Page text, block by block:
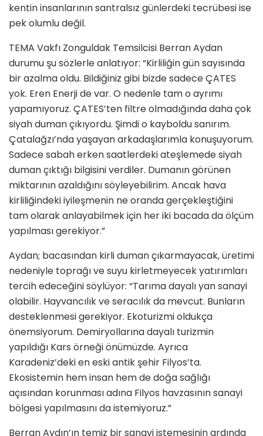
kentin insanlarının santralsız günlerdeki tecrübesi ise
pek olumlu değil.
TEMA Vakfı Zonguldak Temsilcisi Berran Aydan
durumu şu sözlerle anlatıyor: “Kirliliğin gün sayısında
bir azalma oldu. Bildiğiniz gibi bizde sadece ÇATES
yok. Eren Enerji de var. O nedenle tam o ayrımı
yapamıyoruz. ÇATES’ten filtre olmadığında daha çok
siyah duman çıkıyordu. Şimdi o kayboldu sanırım.
Çatalağzı’nda yaşayan arkadaşlarımla konuşuyorum.
Sadece sabah erken saatlerdeki ateşlemede siyah
duman çıktığı bilgisini verdiler. Dumanın görünen
miktarının azaldığını söyleyebilirim. Ancak hava
kirliliğindeki iyileşmenin ne oranda gerçekleştiğini
tam olarak anlayabilmek için her iki bacada da ölçüm
yapılması gerekiyor.”
Aydan; bacasından kirli duman çıkarmayacak, üretimi
nedeniyle toprağı ve suyu kirletmeyecek yatırımları
tercih edeceğini söylüyor: “Tarıma dayalı yan sanayi
olabilir. Hayvancılık ve seracılık da mevcut. Bunların
desteklenmesi gerekiyor. Ekoturizmi oldukça
önemsiyorum. Demiryollarına dayalı turizmin
yapıldığı Kars örneği önümüzde. Ayrıca
Karadeniz’deki en eski antik şehir Filyos’ta.
Ekosistemin hem insan hem de doğa sağlığı
açısından korunması adına Filyos havzasının sanayi
bölgesi yapılmasını da istemiyoruz.”
Berran Aydın’ın temiz bir sanayi istemesinin ardında